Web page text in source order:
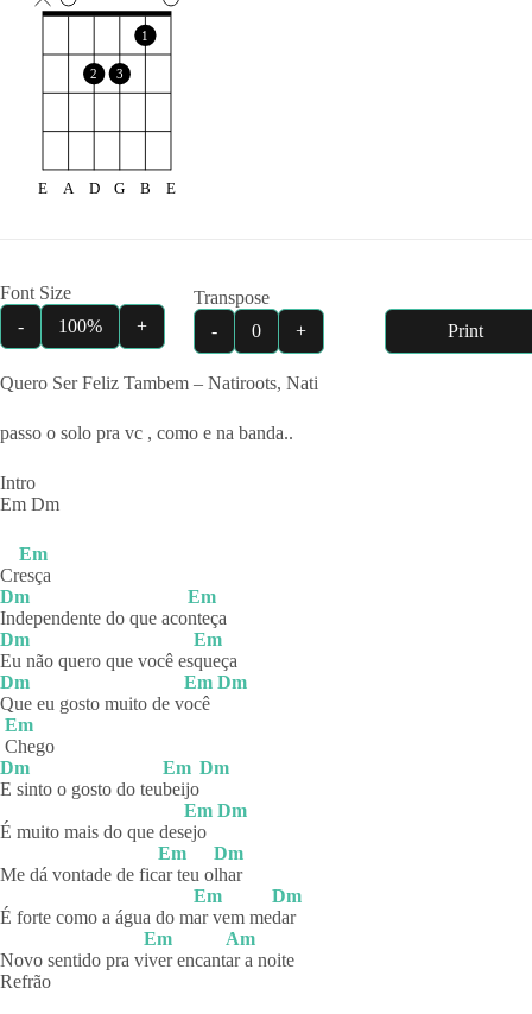
2 3
1
E A D G B E
Font Size
-
100% +
Transpose
-
0 + Print
Quero Ser Feliz Tambem – Natiroots, Nati
passo o solo pra vc , como e na banda..
Intro
Em Dm
Cr
Em
esça
Dm
Independente do que aco
Em
nteça
Dm
Eu não quero que você es
Em
queça
Dm
Que eu gosto muito de v
Em
ocê
Dm
Em
Chego
Dm
E sinto o gosto do teu
Em
beijo
Dm
É muito mais do que des
Em
ejo
Dm
Me dá vontade de fic
Em
ar teu o
Dm
lhar
É forte como a água do m
Em
ar vem me
Dm
dar
Novo sentido pra v
Em
iverencant
Am
ar a noite
Refrão